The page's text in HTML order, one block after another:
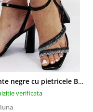
Sandale elegante negre cu pietricele BZF8778 M12
verificata